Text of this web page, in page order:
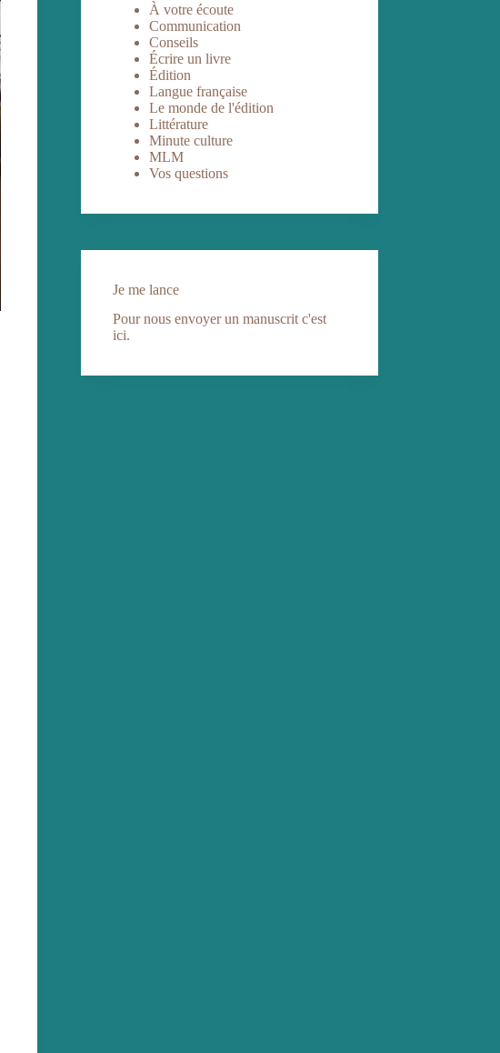
À votre écoute
Communication
Conseils
Écrire un livre
Édition
Langue française
Le monde de l'édition
Littérature
Minute culture
MLM
Vos questions
Je me lance
Pour nous envoyer un manuscrit c'est
ici.